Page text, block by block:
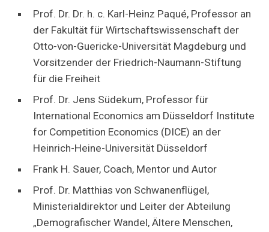
Prof. Dr. Dr. h. c. Karl-Heinz Paqué, Professor an
der Fakultät für Wirtschaftswissenschaft der
Otto-von-Guericke-Universität Magdeburg und
Vorsitzender der Friedrich-Naumann-Stiftung
für die Freiheit
Prof. Dr. Jens Südekum, Professor für
International Economics am Düsseldorf Institute
for Competition Economics (DICE) an der
Heinrich-Heine-Universität Düsseldorf
Frank H. Sauer, Coach, Mentor und Autor
Prof. Dr. Matthias von Schwanenflügel,
Ministerialdirektor und Leiter der Abteilung
„Demografischer Wandel, Ältere Menschen,